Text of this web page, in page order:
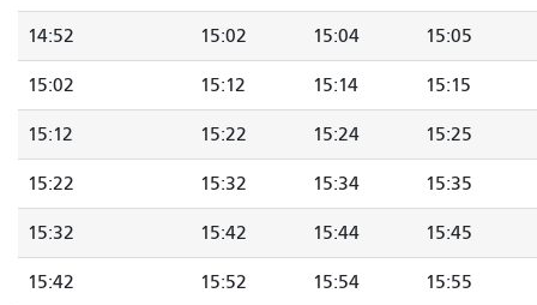
14:52 15:02 15:04 15:05
15:02 15:12 15:14 15:15
15:12 15:22 15:24 15:25
15:22 15:32 15:34 15:35
15:32 15:42 15:44 15:45
15:42 15:52 15:54 15:55